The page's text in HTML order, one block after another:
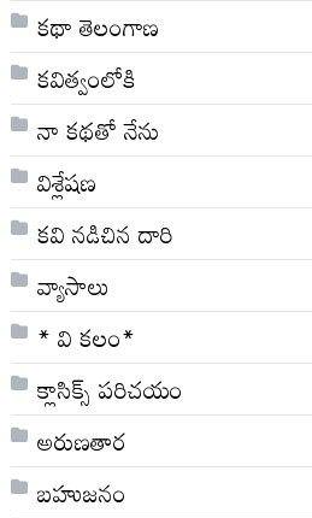
కథా తెలంగాణ
కవిత్వంలోకి
నా క‌థ‌తో నేను
విశ్లేషణ
కవి నడిచిన దారి
వ్యాసాలు
* వి క‌లం*
క్లాసిక్స్ ప‌రిచ‌యం
అరుణతార
బహుజనం